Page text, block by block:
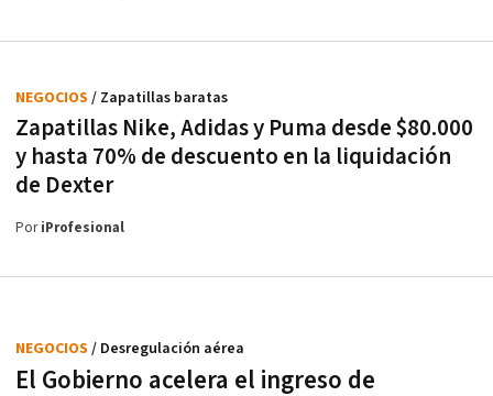
Zapatillas Nike, Adidas y Puma desde $80.000
y hasta 70% de descuento en la liquidación
de Dexter
NEGOCIOS / Zapatillas baratas
PoriProfesional
El Gobierno acelera el ingreso de
NEGOCIOS / Desregulación aérea